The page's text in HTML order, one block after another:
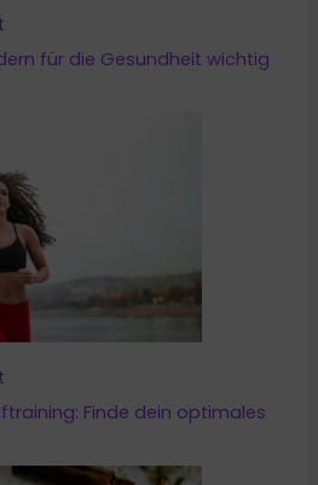
für die Gesundheit wichtig
Finde dein optimales